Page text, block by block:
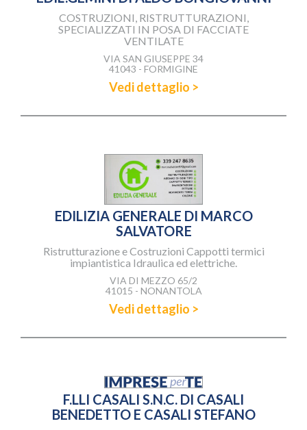
COSTRUZIONI, RISTRUTTURAZIONI,
SPECIALIZZATI IN POSA DI FACCIATE
VENTILATE
VIA SAN GIUSEPPE 34
41043 - FORMIGINE
Vedi dettaglio >
EDILIZIA GENERALE DI MARCO
SALVATORE
Ristrutturazione e Costruzioni Cappotti termici
impiantistica Idraulica ed elettriche.
VIA DI MEZZO 65/2
41015 - NONANTOLA
Vedi dettaglio >
F.LLI CASALI S.N.C. DI CASALI
BENEDETTO E CASALI STEFANO